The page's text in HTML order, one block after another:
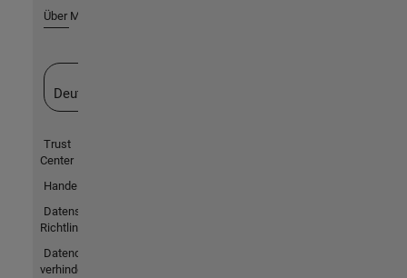
Über MathWorks
Deutschland
Trust
Center
Handelsmarken
Datenschutz-
Richtlinien
Datendiebstahl
verhindern